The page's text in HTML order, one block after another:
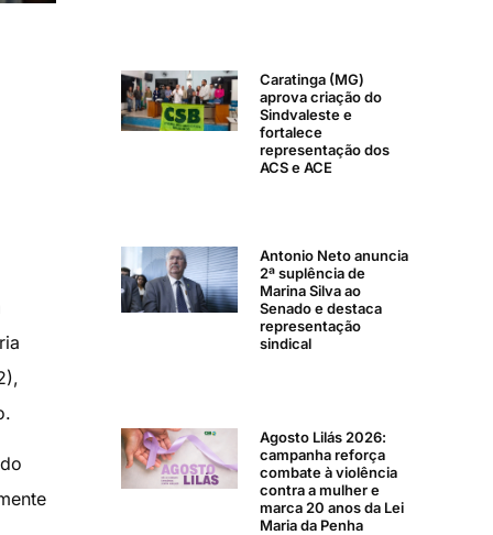
Caratinga (MG)
aprova criação do
Sindvaleste e
fortalece
representação dos
ACS e ACE
Antonio Neto anuncia
2ª suplência de
Marina Silva ao
Senado e destaca
representação
sindical
Agosto Lilás 2026:
campanha reforça
combate à violência
contra a mulher e
marca 20 anos da Lei
Maria da Penha